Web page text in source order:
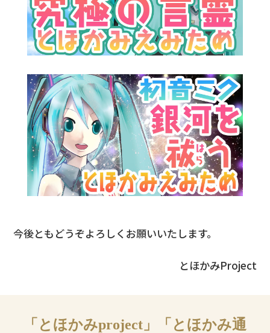
今後ともどうぞよろしくお願いいたします。
とほかみProject
「とほかみproject」「とほかみ通